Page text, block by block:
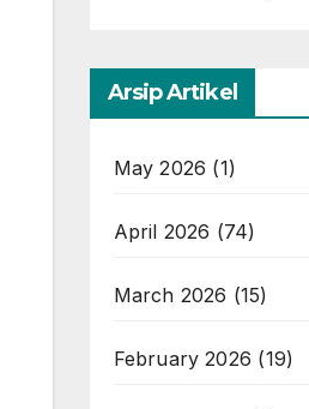
Arsip Artikel
May 2026 (1)
April 2026 (74)
March 2026 (15)
February 2026 (19)